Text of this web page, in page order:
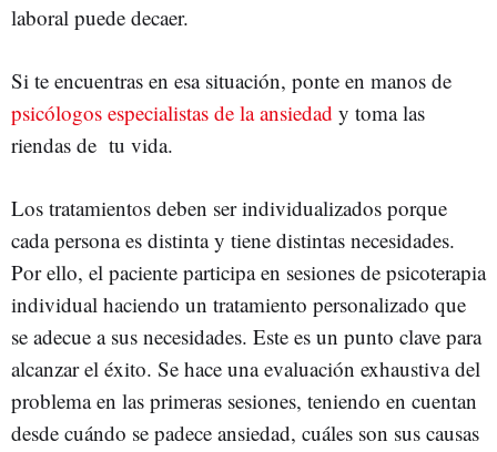
laboral puede decaer.
Si te encuentras en esa situación, ponte en manos de
psicólogos especialistas de la ansiedad y toma las
riendas de tu vida.
Los tratamientos deben ser individualizados porque
cada persona es distinta y tiene distintas necesidades.
Por ello, el paciente participa en sesiones de psicoterapia
individual haciendo un tratamiento personalizado que
se adecue a sus necesidades. Este es un punto clave para
alcanzar el éxito. Se hace una evaluación exhaustiva del
problema en las primeras sesiones, teniendo en cuentan
desde cuándo se padece ansiedad, cuáles son sus causas